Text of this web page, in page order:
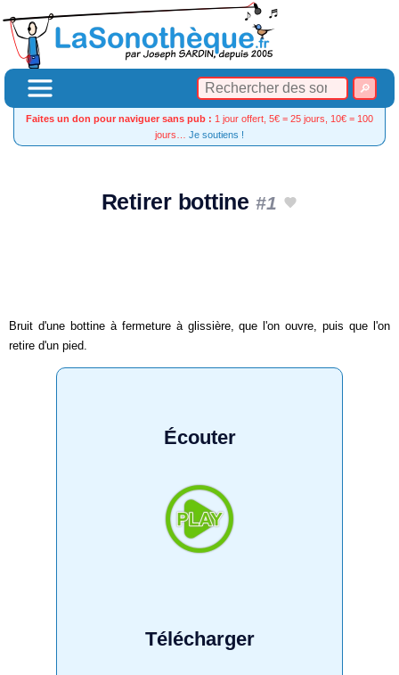
Faites un don pour naviguer sans pub : 1 jour offert, 5€ = 25 jours, 10€ = 100
jours… Je soutiens !
Retirer bottine #1
Bruit d'une bottine à fermeture à glissière, que l'on ouvre, puis que l'on
retire d'un pied.
Écouter
Télécharger